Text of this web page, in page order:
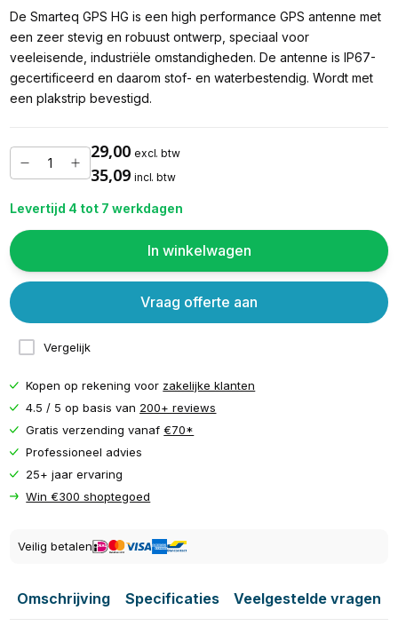
De Smarteq GPS HG is een high performance GPS antenne met
een zeer stevig en robuust ontwerp, speciaal voor
veeleisende, industriële omstandigheden. De antenne is IP67-
gecertificeerd en daarom stof- en waterbestendig. Wordt met
een plakstrip bevestigd.
29,00 excl. btw
35,09 incl. btw
Levertijd 4 tot 7 werkdagen
In winkelwagen
Vergelijk
Vraag offerte aan
Kopen op rekening voor zakelijke klanten
4.5 / 5 op basis van 200+ reviews
Gratis verzending vanaf€70*
Professioneel advies
25+ jaar ervaring
Win €300 shoptegoed
Veilig betalen
Omschrijving Specificaties Veelgestelde vragen